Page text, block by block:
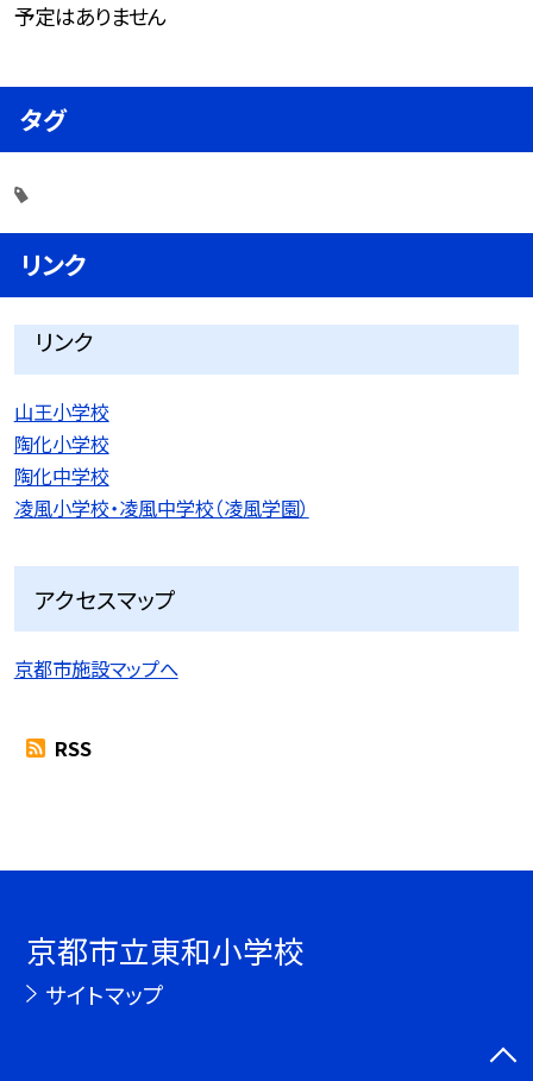
予定はありません
タグ
リンク
リンク
山王小学校
陶化小学校
陶化中学校
凌風小学校・凌風中学校（凌風学園）
アクセスマップ
京都市施設マップへ
RSS
京都市立東和小学校
サイトマップ